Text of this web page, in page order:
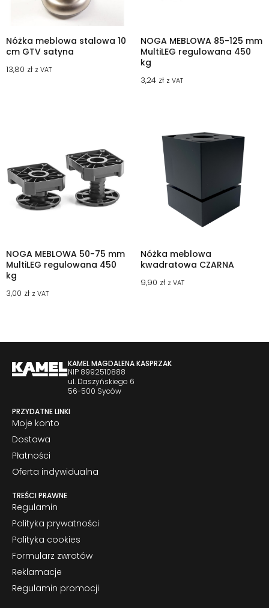
Nóżka meblowa stalowa 10
cm GTV satyna
13,80 zł z VAT
NOGA MEBLOWA 85-125 mm
MultiLEG regulowana 450
kg
3,24 zł z VAT
NOGA MEBLOWA 50-75 mm
MultiLEG regulowana 450
kg
3,00 zł z VAT
Nóżka meblowa
kwadratowa CZARNA
9,90 zł z VAT
KAMEL MAGDALENA KASPRZAK
NIP 8992510888
ul. Daszyńskiego 6
56-500 Syców
PRZYDATNE LINKI
Moje konto
Dostawa
Płatności
Oferta indywidualna
TREŚCI PRAWNE
Regulamin
Polityka prywatności
Polityka cookies
Formularz zwrotów
Reklamacje
Regulamin promocji